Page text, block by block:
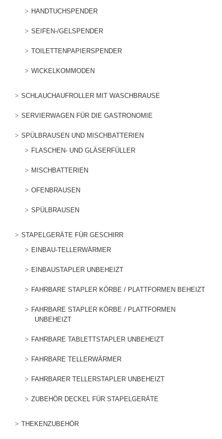
HANDTUCHSPENDER
SEIFEN-/GELSPENDER
TOILETTENPAPIERSPENDER
WICKELKOMMODEN
SCHLAUCHAUFROLLER MIT WASCHBRAUSE
SERVIERWAGEN FÜR DIE GASTRONOMIE
SPÜLBRAUSEN UND MISCHBATTERIEN
FLASCHEN- UND GLÄSERFÜLLER
MISCHBATTERIEN
OFENBRAUSEN
SPÜLBRAUSEN
STAPELGERÄTE FÜR GESCHIRR
EINBAU-TELLERWÄRMER
EINBAUSTAPLER UNBEHEIZT
FAHRBARE STAPLER KÖRBE / PLATTFORMEN BEHEIZT
FAHRBARE STAPLER KÖRBE / PLATTFORMEN
UNBEHEIZT
FAHRBARE TABLETTSTAPLER UNBEHEIZT
FAHRBARE TELLERWÄRMER
FAHRBARER TELLERSTAPLER UNBEHEIZT
ZUBEHÖR DECKEL FÜR STAPELGERÄTE
THEKENZUBEHÖR